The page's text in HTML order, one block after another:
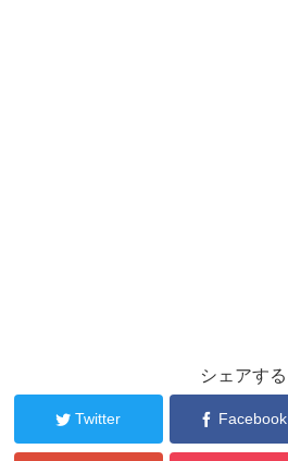
シェアする
Twitter Facebook